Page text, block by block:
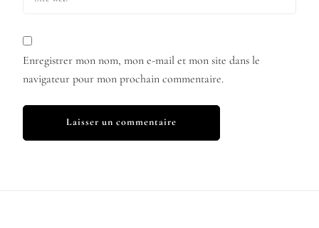
Enregistrer mon nom, mon e-mail et mon site dans le
navigateur pour mon prochain commentaire.